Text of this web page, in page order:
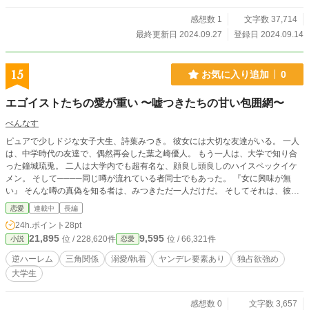
感想数 1
文字数 37,714
最終更新日 2024.09.27
登録日 2024.09.14
15 お気に入り追加 0
エゴイストたちの愛が重い 〜嘘つきたちの甘い包囲網〜
ぺんなす
ピュアで少しドジな女子大生、詩葉みつき。 彼女には大切な友達がいる。 一人
は、中学時代の友達で、偶然再会した葉之崎優人。 もう一人は、大学で知り合
った鐘城琉兎。 二人は大学内でも超有名な、顔良し頭良しのハイスペックイケ
メン。 そして────同じ噂が流れている者同士でもあった。 『女に興味が無
い』 そんな噂の真偽を知る者は、みつきただ一人だけだ。 そしてそれは、彼ら
がみつきに与える特別の一つにすぎない。 二人から向けられる笑顔も、優しく
囁かれる言葉も、甘く繋がれる手も、友達としての親愛であると疑うことなく、
彼らと過ごすみつき。 しかしその裏には、みつきの知らない歪んだ感情があっ
た。重くて甘く、狂気的な愛は、どこまでも無邪気で無垢な笑顔によって加速し
ていき、止まることのない執着は、みつきを囲う檻となる。 これは、甘くて重
いエゴイストが、たった一人の女の子に恋をしてしまう話。 ※この作品は、カ
クヨム、小説家になろう、Nolaノベルにも投稿しています。
恋愛 連載中 長編
24h.ポイント 28pt
小説 21,895 位 / 228,620件 恋愛 9,595 位 / 66,321件
逆ハーレム 三角関係 溺愛/執着 ヤンデレ要素あり
独占欲強め
大学生
感想数 0 文字数 3,657